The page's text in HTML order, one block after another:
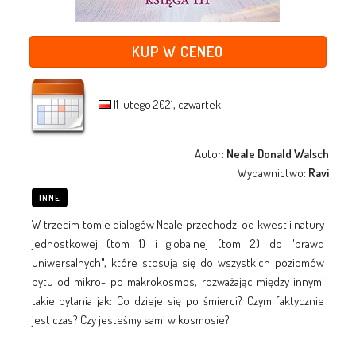
KUP W CENEO
11 lutego 2021, czwartek
Autor: Neale Donald Walsch
Wydawnictwo: Ravi
INNE
W trzecim tomie dialogów Neale przechodzi od kwestii natury
jednostkowej (tom 1) i globalnej (tom 2) do "prawd
uniwersalnych", które stosują się do wszystkich poziomów
bytu od mikro- po makrokosmos, rozważając między innymi
takie pytania jak: Co dzieje się po śmierci? Czym faktycznie
jest czas? Czy jesteśmy sami w kosmosie?